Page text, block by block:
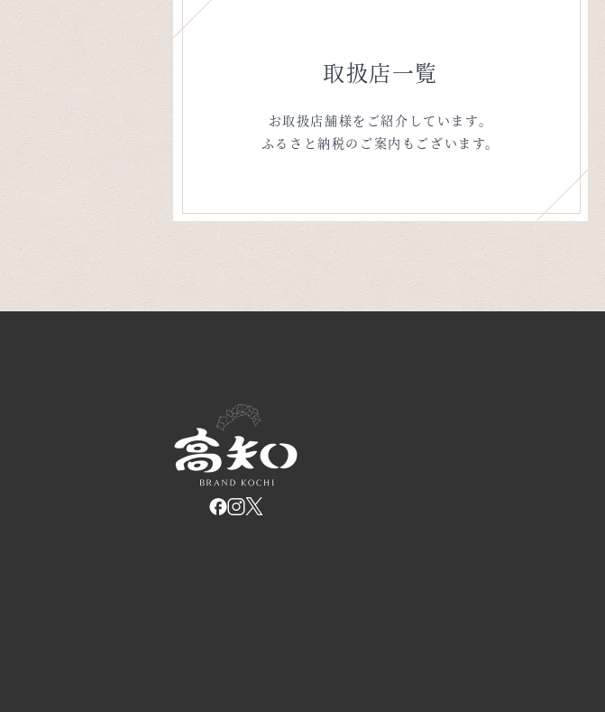
取扱店一覧
お取扱店舗様をご紹介しています。
ふるさと納税のご案内もございます。